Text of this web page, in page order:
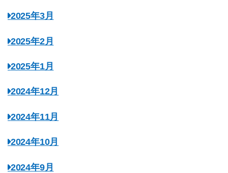
2025年3月
2025年2月
2025年1月
2024年12月
2024年11月
2024年10月
2024年9月